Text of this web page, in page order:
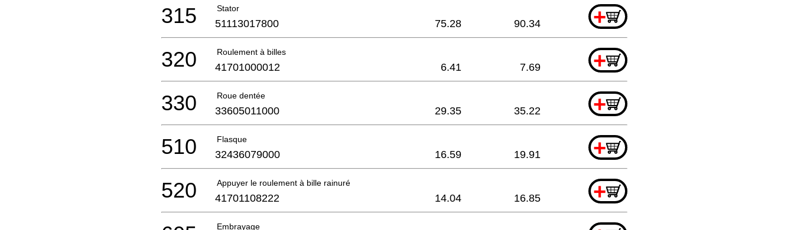
Stator +
315 51113017800 75.28 90.34
Roulement à billes +
320 41701000012 6.41 7.69
Roue dentée +
330 33605011000 29.35 35.22
Flasque +
510 32436079000 16.59 19.91
Appuyer le roulement à bille rainuré +
520 41701108222 14.04 16.85
Embrayage